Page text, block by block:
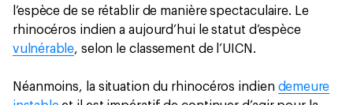
l’espèce de se rétablir de manière spectaculaire. Le
rhinocéros indien a aujourd’hui le statut d’espèce
vulnérable, selon le classement de l’UICN.
Néanmoins, la situation du rhinocéros indien demeure